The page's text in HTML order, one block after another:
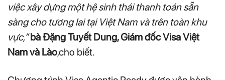
việc xây dựng một hệ sinh thái thanh toán sẵn
sàng cho tương lai tại Việt Nam và trên toàn khu
vực,” bà Đặng Tuyết Dung, Giám đốc Visa Việt
Nam và Lào,cho biết.